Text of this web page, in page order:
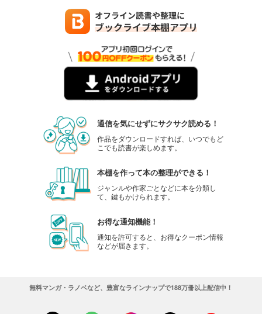
通信を気にせずにサクサク読める！
作品をダウンロードすれば、いつでもど
こでも読書が楽しめます。
本棚を作って本の整理ができる！
ジャンルや作家ごとなどに本を分類し
て、鍵もかけられます。
お得な通知機能！
通知を許可すると、お得なクーポン情報
などが届きます。
無料マンガ・ラノベなど、豊富なラインナップで188万冊以上配信中！